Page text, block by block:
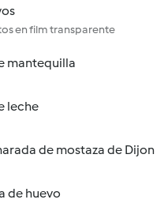
en film transparente
mantequilla
leche
de mostaza de Dijon
de huevo